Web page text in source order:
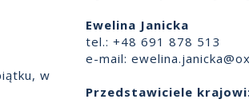
w
Ewelina Janicka
tel.: +48 691 878 513
e-mail:
Przedstawiciele